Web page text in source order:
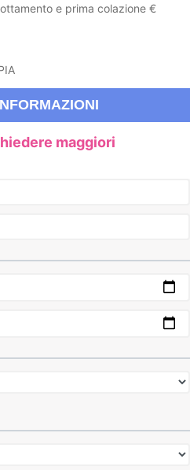
e prima colazione €
maggiori